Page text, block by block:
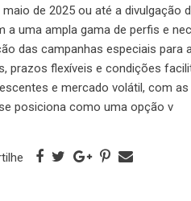
maio de 2025 ou até a divulgação
a uma ampla gama de perfis e
das campanhas especiais para
prazos flexíveis e condições
e mercado volátil, com
posiciona como uma opção v